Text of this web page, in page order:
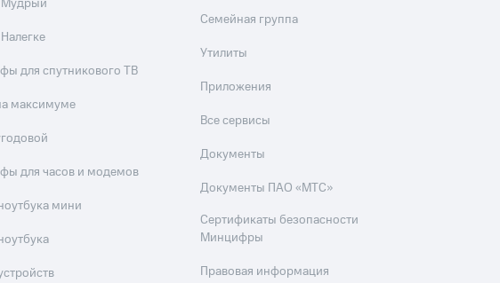
для спутникового ТВ
максимуме
для часов и модемов
мини
Семейная группа
Утилиты
Приложения
Все сервисы
Документы
Документы ПАО «МТС»
Сертификаты безопасности
Минцифры
Правовая информация